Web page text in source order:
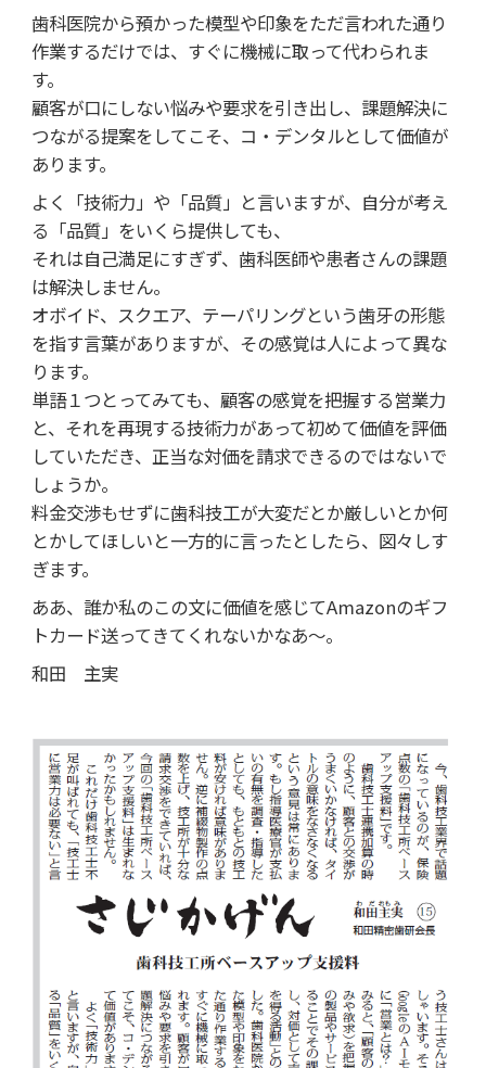
歯科医院から預かった模型や印象をただ言われた通り
作業するだけでは、すぐに機械に取って代わられま
す。
顧客が口にしない悩みや要求を引き出し、課題解決に
つながる提案をしてこそ、コ・デンタルとして価値が
あります。
よく「技術力」や「品質」と言いますが、自分が考え
る「品質」をいくら提供しても、
それは自己満足にすぎず、歯科医師や患者さんの課題
は解決しません。
オボイド、スクエア、テーパリングという歯牙の形態
を指す言葉がありますが、その感覚は人によって異な
ります。
単語１つとってみても、顧客の感覚を把握する営業力
と、それを再現する技術力があって初めて価値を評価
していただき、正当な対価を請求できるのではないで
しょうか。
料金交渉もせずに歯科技工が大変だとか厳しいとか何
とかしてほしいと一方的に言ったとしたら、図々しす
ぎます。
ああ、誰か私のこの文に価値を感じてAmazonのギフ
トカード送ってきてくれないかなあ～。
和田 主実